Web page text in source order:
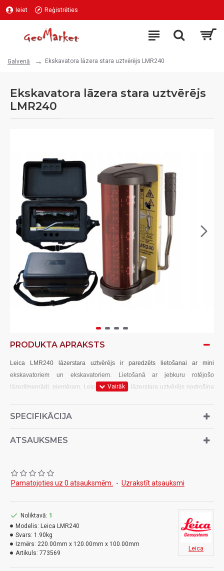
Ieiet Reģistrēties
Galvenā Ekskavatora lāzera stara uztvērējs LMR240
Ekskavatora lāzera stara uztvērējs
LMR240
PRODUKTA APRAKSTS
Leica LMR240 lāzerstara uztvērējs ir paredzēts lietošanai ar mini
ekskavatoriem un ekskavatoriem. Lietošanā ar jebkuru rotējošo
lāzerlīmeņrādi, piemēram, Leica Rugby, šis lāzerstara uztvērējs nodrošina
kausa pārvietošanas virzienu.
Trīs kanālu indikatoru uzstādījumi: no rupja līdz smalkam
•
Ūdensizturīgs un īdeāls skarbiem būvniecības darbiem
Komplektācija: Uztvērējs, baterijas un transportēšanas koferis
SPECIFIKĀCIJA
ATSAUKSMES
Pamatojoties uz 0 atsauksmēm. - Uzrakstīt atsauksmi
Noliktavā: 1
Modelis: Leica LMR240
Svars: 1.90kg
Izmērs: 220.00mm x 120.00mm x 100.00mm
Artikuls: 773569
Leica